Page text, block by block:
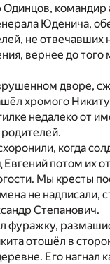
Одинцов,
Юденича,
не отвечавших
вернее до того
дворе,
хромого
недалеко от
родителей.
когда
потом их
Мы кресты
не надписали,
Степанович.
фуражку,
отошёл в
Его нагнал